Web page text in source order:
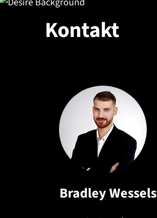
Kontakt
Bradley Wessels